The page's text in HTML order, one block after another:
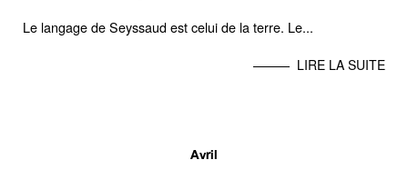
Le langage de Seyssaud est celui de la terre. Le...
LIRE LA SUITE
Avril